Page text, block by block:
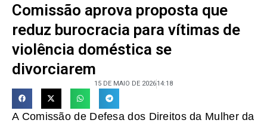
Comissão aprova proposta que
reduz burocracia para vítimas de
violência doméstica se
divorciarem
15 DE MAIO DE 202614:18
A Comissão de Defesa dos Direitos da Mulher da